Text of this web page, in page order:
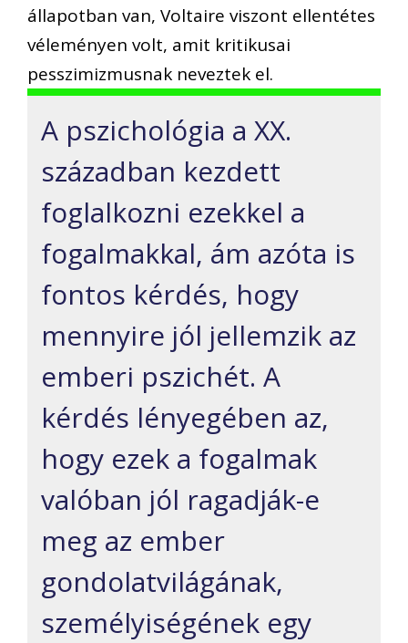
állapotban van, Voltaire viszont ellentétes
véleményen volt, amit kritikusai
pesszimizmusnak neveztek el.
A pszichológia a XX.
században kezdett
foglalkozni ezekkel a
fogalmakkal, ám azóta is
fontos kérdés, hogy
mennyire jól jellemzik az
emberi pszichét. A
kérdés lényegében az,
hogy ezek a fogalmak
valóban jól ragadják-e
meg az ember
gondolatvilágának,
személyiségének egy